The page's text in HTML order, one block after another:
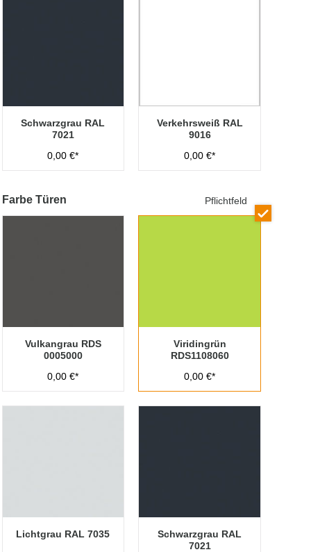
Schwarzgrau RAL
7021
0,00 €*
Verkehrsweiß RAL
9016
0,00 €*
Farbe Türen Pflichtfeld
Vulkangrau RDS
0005000
0,00 €*
Viridingrün
RDS1108060
0,00 €*
Lichtgrau RAL 7035
Schwarzgrau RAL
7021